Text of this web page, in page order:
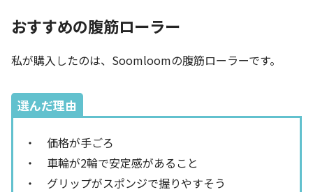
おすすめの腹筋ローラー
私が購入したのは、Soomloomの腹筋ローラーです。
選んだ理由
・ 価格が手ごろ
・ 車輪が2輪で安定感があること
・ グリップがスポンジで握りやすそう